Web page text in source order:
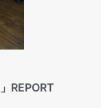
REPORT